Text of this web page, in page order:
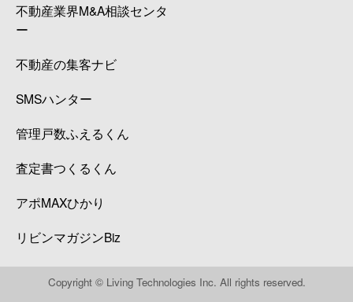
不動産業界M&A相談センタ
ー
不動産の集客ナビ
SMSハンター
管理戸数ふえるくん
査定書つくるくん
アポMAXひかり
リビンマガジンBiz
Copyright © Living Technologies Inc. All rights reserved.